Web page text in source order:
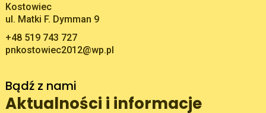
Adres pocztowy:
Kostowiec
ul. Matki F. Dymman 9
+48 519 743 727
pnkostowiec2012@wp.pl
Bądź z nami
Aktualności i informacje